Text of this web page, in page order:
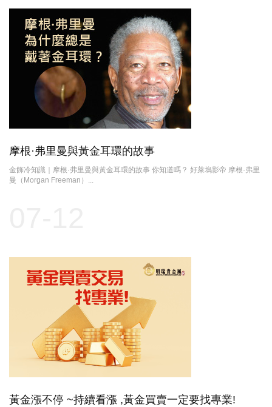
摩根·弗里曼與黃金耳環的故事
金飾冷知識｜摩根·弗里曼與黃金耳環的故事 你知道嗎？ 好萊塢影帝 摩根·弗里
曼（Morgan Freeman）...
黃金漲不停 ~持續看漲 ,黃金買賣一定要找專業!